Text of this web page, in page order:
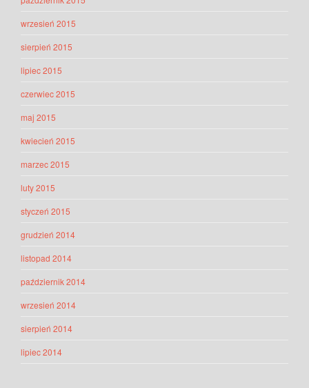
wrzesień 2015
sierpień 2015
lipiec 2015
czerwiec 2015
maj 2015
kwiecień 2015
marzec 2015
luty 2015
styczeń 2015
grudzień 2014
listopad 2014
październik 2014
wrzesień 2014
sierpień 2014
lipiec 2014